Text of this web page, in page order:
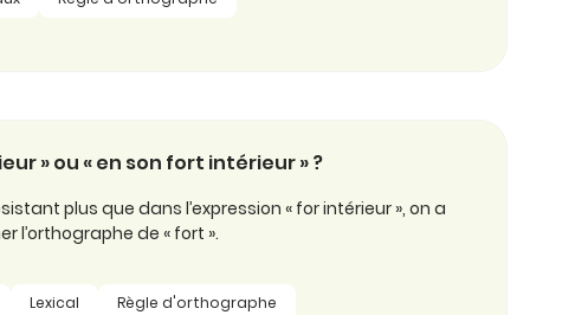
» ou « en son fort intérieur » ?
plus que dans l’expression « for intérieur », on a
l’orthographe de « fort ».
Lexical Règle d'orthographe